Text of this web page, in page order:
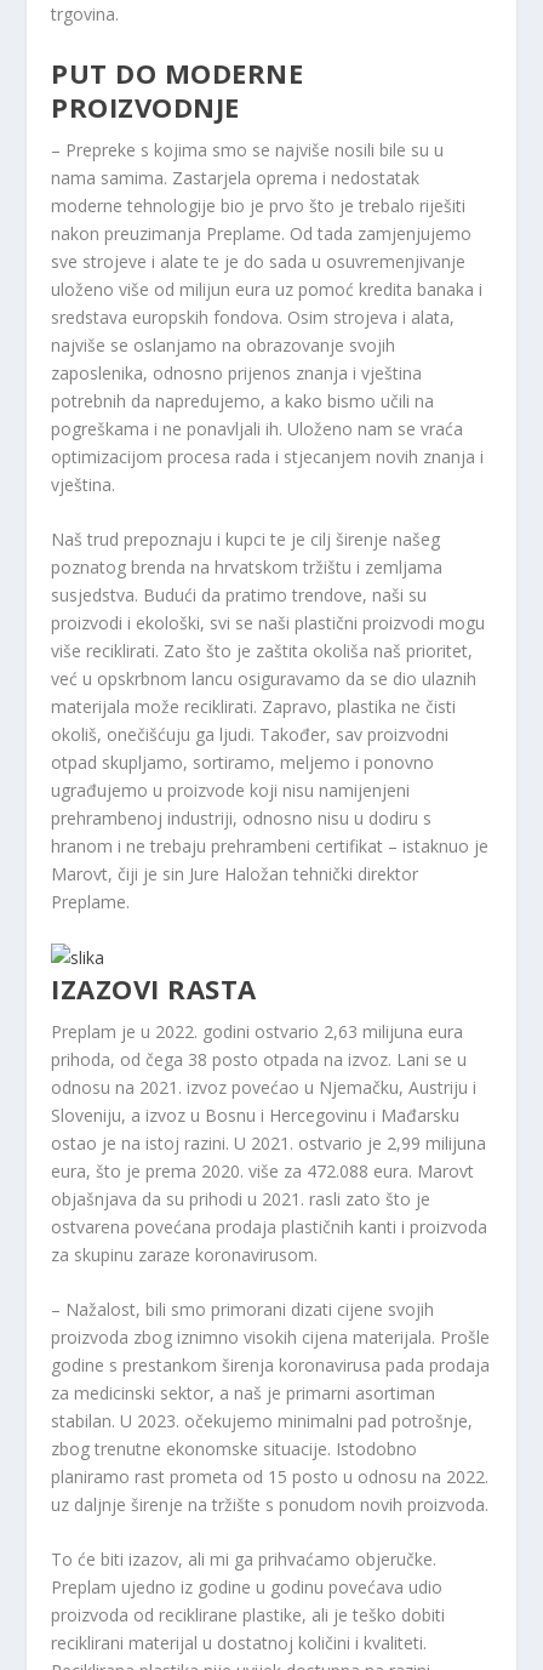
trgovina.
PUT DO MODERNE
PROIZVODNJE
– Prepreke s kojima smo se najviše nosili bile su u
nama samima. Zastarjela oprema i nedostatak
moderne tehnologije bio je prvo što je trebalo riješiti
nakon preuzimanja Preplame. Od tada zamjenjujemo
sve strojeve i alate te je do sada u osuvremenjivanje
uloženo više od milijun eura uz pomoć kredita banaka i
sredstava europskih fondova. Osim strojeva i alata,
najviše se oslanjamo na obrazovanje svojih
zaposlenika, odnosno prijenos znanja i vještina
potrebnih da napredujemo, a kako bismo učili na
pogreškama i ne ponavljali ih. Uloženo nam se vraća
optimizacijom procesa rada i stjecanjem novih znanja i
vještina.
Naš trud prepoznaju i kupci te je cilj širenje našeg
poznatog brenda na hrvatskom tržištu i zemljama
susjedstva. Budući da pratimo trendove, naši su
proizvodi i ekološki, svi se naši plastični proizvodi mogu
više reciklirati. Zato što je zaštita okoliša naš prioritet,
već u opskrbnom lancu osiguravamo da se dio ulaznih
materijala može reciklirati. Zapravo, plastika ne čisti
okoliš, onečišćuju ga ljudi. Također, sav proizvodni
otpad skupljamo, sortiramo, meljemo i ponovno
ugrađujemo u proizvode koji nisu namijenjeni
prehrambenoj industriji, odnosno nisu u dodiru s
hranom i ne trebaju prehrambeni certifikat – istaknuo je
Marovt, čiji je sin Jure Haložan tehnički direktor
Preplame.
IZAZOVI RASTA
Preplam je u 2022. godini ostvario 2,63 milijuna eura
prihoda, od čega 38 posto otpada na izvoz. Lani se u
odnosu na 2021. izvoz povećao u Njemačku, Austriju i
Sloveniju, a izvoz u Bosnu i Hercegovinu i Mađarsku
ostao je na istoj razini. U 2021. ostvario je 2,99 milijuna
eura, što je prema 2020. više za 472.088 eura. Marovt
objašnjava da su prihodi u 2021. rasli zato što je
ostvarena povećana prodaja plastičnih kanti i proizvoda
za skupinu zaraze koronavirusom.
– Nažalost, bili smo primorani dizati cijene svojih
proizvoda zbog iznimno visokih cijena materijala. Prošle
godine s prestankom širenja koronavirusa pada prodaja
za medicinski sektor, a naš je primarni asortiman
stabilan. U 2023. očekujemo minimalni pad potrošnje,
zbog trenutne ekonomske situacije. Istodobno
planiramo rast prometa od 15 posto u odnosu na 2022.
uz daljnje širenje na tržište s ponudom novih proizvoda.
To će biti izazov, ali mi ga prihvaćamo objeručke.
Preplam ujedno iz godine u godinu povećava udio
proizvoda od reciklirane plastike, ali je teško dobiti
reciklirani materijal u dostatnoj količini i kvaliteti.